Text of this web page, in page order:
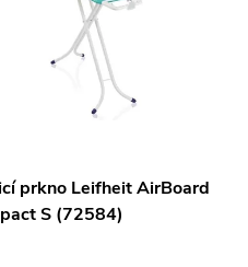
prkno Leifheit AirBoard
S (72584)